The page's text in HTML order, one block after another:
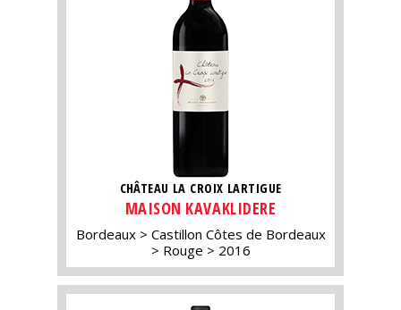
CHÂTEAU LA CROIX LARTIGUE
MAISON KAVAKLIDERE
Bordeaux
Castillon Côtes de Bordeaux
Rouge
2016